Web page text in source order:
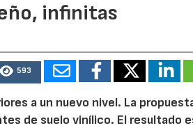
infinitas
593
a un nuevo nivel. La
de suelo vinílico. El resultado